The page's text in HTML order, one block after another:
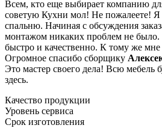
Всем, кто еще выбирает компанию
советую Кухни мол! Не пожалеете! Я
спальню. Начиная с обсуждения
монтажом никаких проблем не было.
быстро и качественно. К тому же
Огромное спасибо сборщику
Это мастер своего дела! Всю мебель
здесь.
Качество продукции
Уровень сервиса
Срок изготовления